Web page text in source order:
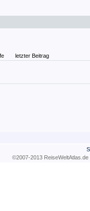
letzter Beitrag
©2007-2013